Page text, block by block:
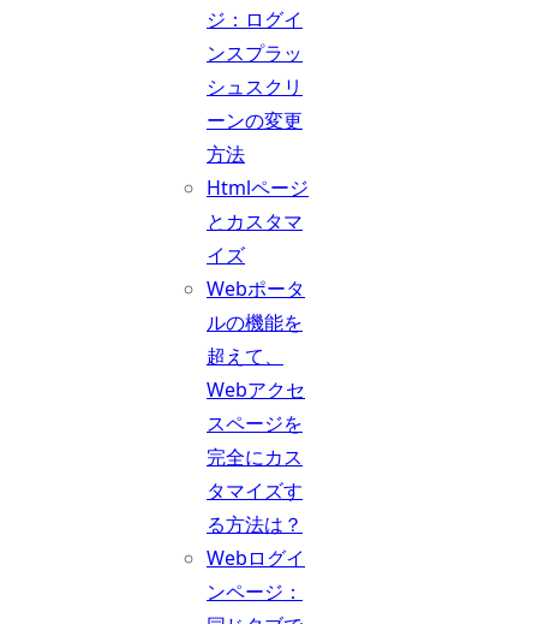
ジ：ログイ
ンスプラッ
シュスクリ
ーンの変更
方法
Htmlページ
とカスタマ
イズ
Webポータ
ルの機能を
超えて、
Webアクセ
スページを
完全にカス
タマイズす
る方法は？
Webログイ
ンページ：